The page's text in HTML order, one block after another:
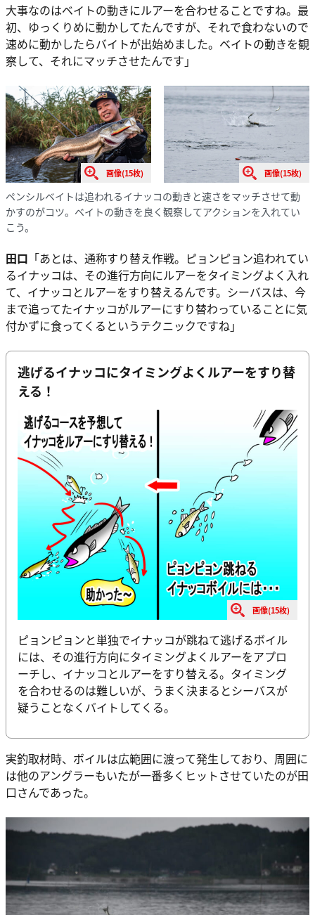
大事なのはベイトの動きにルアーを合わせることですね。最
初、ゆっくりめに動かしてたんですが、それで食わないので
速めに動かしたらバイトが出始めました。ベイトの動きを観
察して、それにマッチさせたんです」
画像(15枚) 画像(15枚)
ペンシルベイトは追われるイナッコの動きと速さをマッチさせて動
かすのがコツ。ベイトの動きを良く観察してアクションを入れてい
こう。
田口 「あとは、通称すり替え作戦。ピョンピョン追われてい
るイナッコは、その進行方向にルアーをタイミングよく入れ
て、イナッコとルアーをすり替えるんです。シーバスは、今
まで追ってたイナッコがルアーにすり替わっていることに気
付かずに食ってくるというテクニックですね」
逃げるイナッコにタイミングよくルアーをすり替
える！
画像(15枚)
ピョンピョンと単独でイナッコが跳ねて逃げるボイル
には、その進行方向にタイミングよくルアーをアプロ
ーチし、イナッコとルアーをすり替える。タイミング
を合わせるのは難しいが、うまく決まるとシーバスが
疑うことなくバイトしてくる。
実釣取材時、ボイルは広範囲に渡って発生しており、周囲に
は他のアングラーもいたが一番多くヒットさせていたのが田
口さんであった。